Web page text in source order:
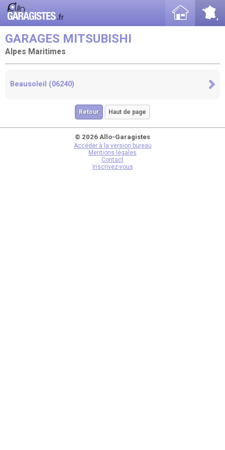
GARAGES MITSUBISHI
Alpes Maritimes
Beausoleil (06240)
Retour Haut de page
© 2026 Allo-Garagistes
Accéder à la version bureau
Mentions légales
Contact
Inscrivez-vous